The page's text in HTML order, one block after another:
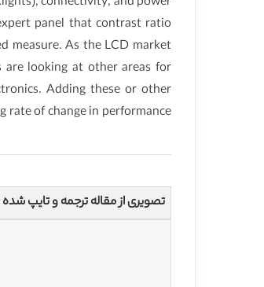
panel that contrast ratio
measure. As the LCD market
are looking at other areas for
Adding these or other
rate of change in performance
تصویری از مقاله ترجمه و تایپ شده